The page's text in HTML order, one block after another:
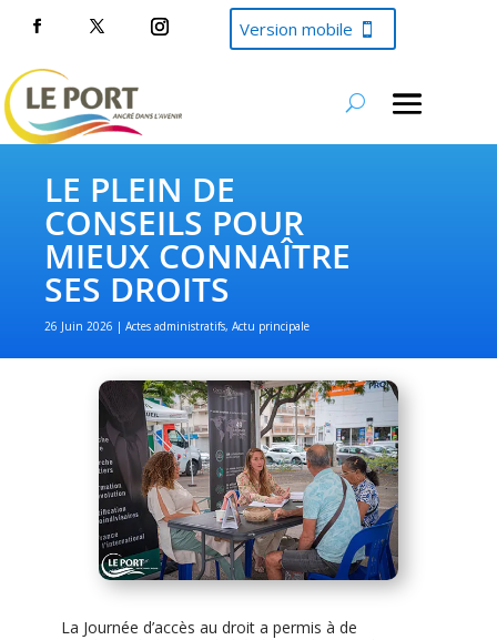
Version mobile
LE PLEIN DE
CONSEILS POUR
MIEUX CONNAÎTRE
SES DROITS
26 Juin 2026 Actes administratifs,Actu principale
La Journée d’accès au droit a permis à de